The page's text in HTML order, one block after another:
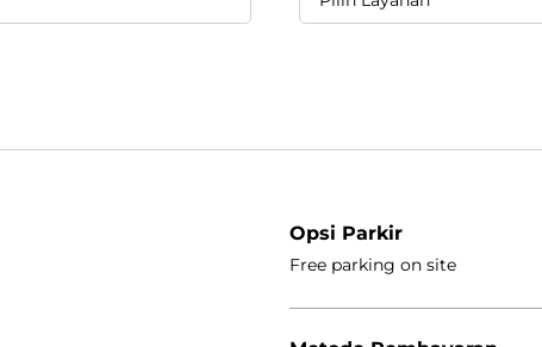
Opsi Parkir
Free parking on site